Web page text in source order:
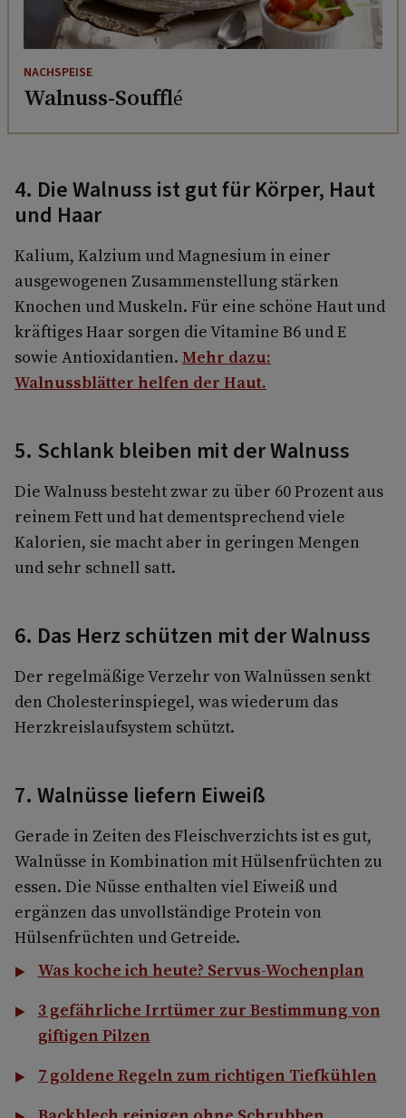
NACHSPEISE
Walnuss-Soufflé
4. Die Walnuss ist gut für Körper, Haut
und Haar
Kalium, Kalzium und Magnesium in einer
ausgewogenen Zusammenstellung stärken
Knochen und Muskeln. Für eine schöne Haut und
kräftiges Haar sorgen die Vitamine B6 und E
sowie Antioxidantien. Mehr dazu:
Walnussblätter helfen der Haut.
5. Schlank bleiben mit der Walnuss
Die Walnuss besteht zwar zu über 60 Prozent aus
reinem Fett und hat dementsprechend viele
Kalorien, sie macht aber in geringen Mengen
und sehr schnell satt.
6. Das Herz schützen mit der Walnuss
Der regelmäßige Verzehr von Walnüssen senkt
den Cholesterinspiegel, was wiederum das
Herzkreislaufsystem schützt.
7. Walnüsse liefern Eiweiß
Gerade in Zeiten des Fleischverzichts ist es gut,
Walnüsse in Kombination mit Hülsenfrüchten zu
essen. Die Nüsse enthalten viel Eiweiß und
ergänzen das unvollständige Protein von
Hülsenfrüchten und Getreide.
Was koche ich heute? Servus-Wochenplan
3 gefährliche Irrtümer zur Bestimmung von
giftigen Pilzen
7 goldene Regeln zum richtigen Tiefkühlen